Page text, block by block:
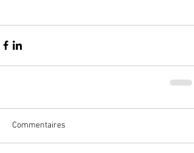
Commentaires